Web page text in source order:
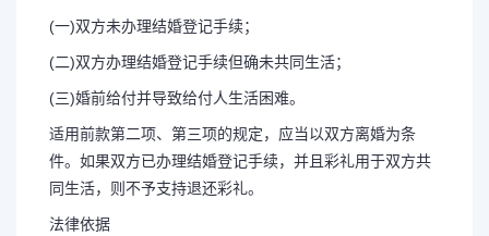
(一)双方未办理结婚登记手续；
(二)双方办理结婚登记手续但确未共同生活；
(三)婚前给付并导致给付人生活困难。
适用前款第二项、第三项的规定，应当以双方离婚为条
件。如果双方已办理结婚登记手续，并且彩礼用于双方共
同生活，则不予支持退还彩礼。
法律依据
结婚五个月离婚了要退彩礼吗
能退，取决于是否符合法律规定情
离世不需要退还的，但是符合一定
支持退还的...